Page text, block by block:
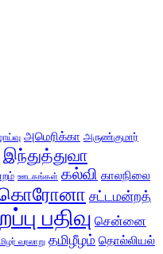
அமெரிக்கா அருண்குமார்
இந்துத்துவா
ஊடகங்கள் கல்வி காலநிலை
சட்டமன்றத்
பதிவு சென்னை
வரலாறு தமிழீழம் தொல்லியல்